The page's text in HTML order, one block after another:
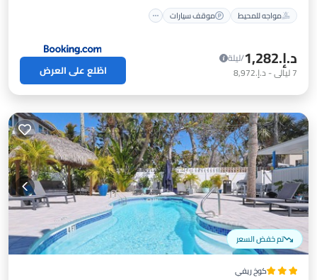
مواجه للمحيط
موقف سيارات
د.إ.‏1,282
/ليلة
7ليالي- د.إ.‏8,972 اطّلع على العرض
تم خفض السعر
كوخ ريفي